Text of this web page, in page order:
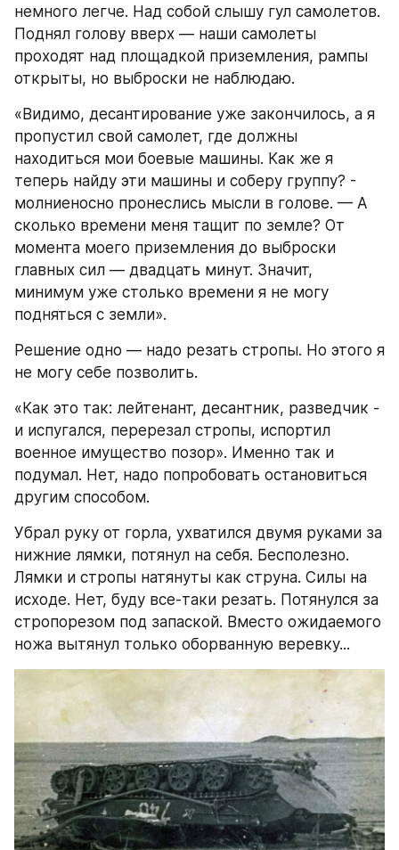
немного легче. Над собой слышу гул самолетов.
Поднял голову вверх — наши самолеты
проходят над площадкой приземления, рампы
открыты, но выброски не наблюдаю.
«Видимо, десантирование уже закончилось, а я
пропустил свой самолет, где должны
находиться мои боевые машины. Как же я
теперь найду эти машины и соберу группу? -
молниеносно пронеслись мысли в голове. — А
сколько времени меня тащит по земле? От
момента моего приземления до выброски
главных сил — двадцать минут. Значит,
минимум уже столько времени я не могу
подняться с земли».
Решение одно — надо резать стропы. Но этого я
не могу себе позволить.
«Как это так: лейтенант, десантник, разведчик -
и испугался, перерезал стропы, испортил
военное имущество позор». Именно так и
подумал. Нет, надо попробовать остановиться
другим способом.
Убрал руку от горла, ухватился двумя руками за
нижние лямки, потянул на себя. Бесполезно.
Лямки и стропы натянуты как струна. Силы на
исходе. Нет, буду все-таки резать. Потянулся за
стропорезом под запаской. Вместо ожидаемого
ножа вытянул только оборванную веревку...